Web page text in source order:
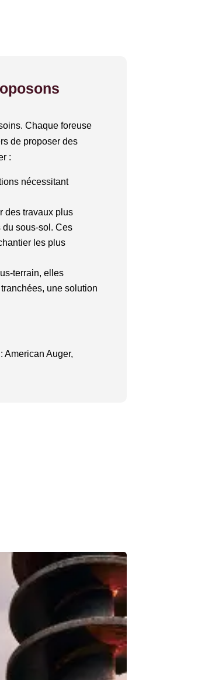
Chaque foreuse
de proposer des
:
nécessitant
des travaux plus
du sous-sol. Ces
les plus
terrain, elles
une solution
American Auger,